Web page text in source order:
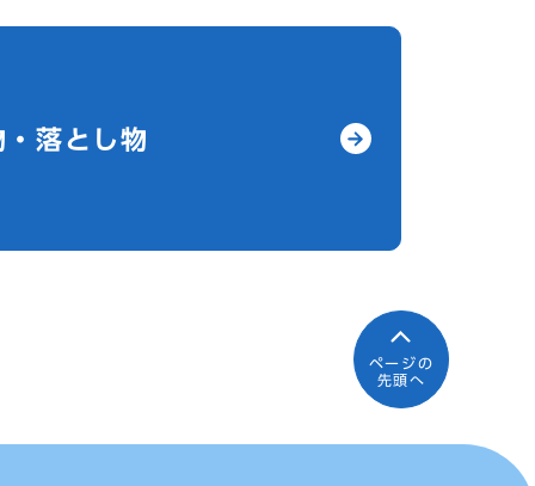
・落とし物
ページの
先頭へ